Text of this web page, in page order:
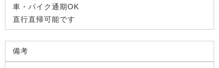
車・バイク通期OK
直行直帰可能です
備考